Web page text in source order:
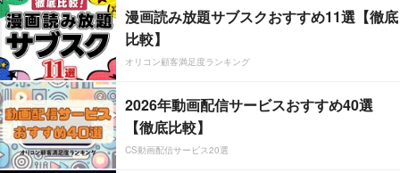
漫画読み放題サブスクおすすめ11選【徹底
比較】
オリコン顧客満足度ランキング
2026年動画配信サービスおすすめ40選
【徹底比較】
CS動画配信サービス20選